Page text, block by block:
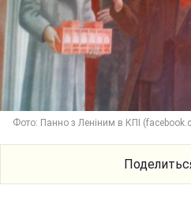
Фото: Панно з Леніним в КПІ